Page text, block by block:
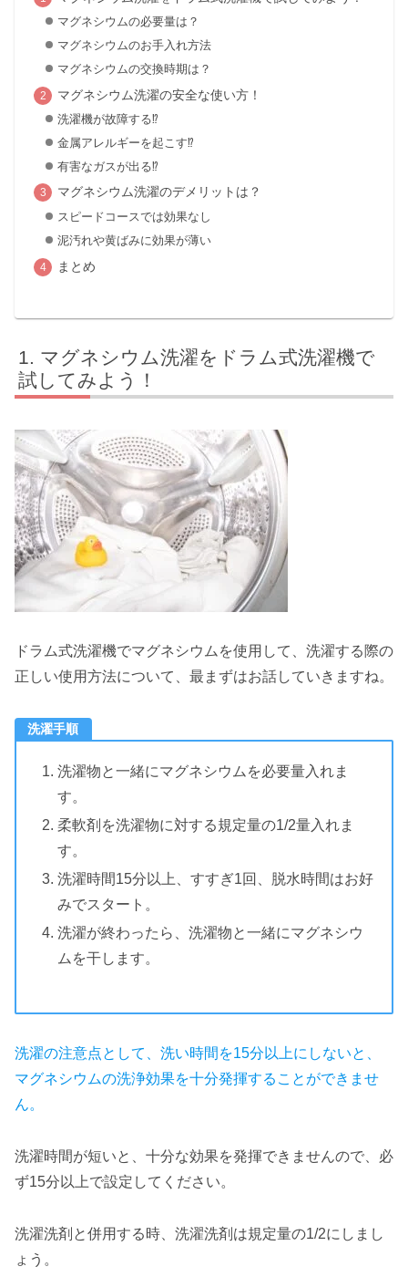
マグネシウムの必要量は？
マグネシウムのお手入れ方法
マグネシウムの交換時期は？
マグネシウム洗濯の安全な使い方！
洗濯機が故障する⁉
金属アレルギーを起こす⁉
有害なガスが出る⁉
マグネシウム洗濯のデメリットは？
スピードコースでは効果なし
泥汚れや黄ばみに効果が薄い
まとめ
マグネシウム洗濯をドラム式洗濯機で
試してみよう！
ドラム式洗濯機でマグネシウムを使用して、洗濯する際の
正しい使用方法について、最まずはお話していきますね。
洗濯手順
洗濯物と一緒にマグネシウムを必要量入れま
す。
柔軟剤を洗濯物に対する規定量の1/2量入れま
す。
洗濯時間15分以上、すすぎ1回、脱水時間はお好
みでスタート。
洗濯が終わったら、洗濯物と一緒にマグネシウ
ムを干します。
洗濯の注意点として、洗い時間を15分以上にしないと、
マグネシウムの洗浄効果を十分発揮することができませ
ん。
洗濯時間が短いと、十分な効果を発揮できませんので、必
ず15分以上で設定してください。
洗濯洗剤と併用する時、洗濯洗剤は規定量の1/2にしまし
ょう。